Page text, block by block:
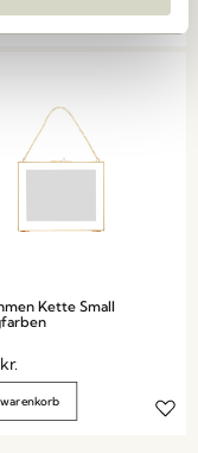
Kette Small
kr.